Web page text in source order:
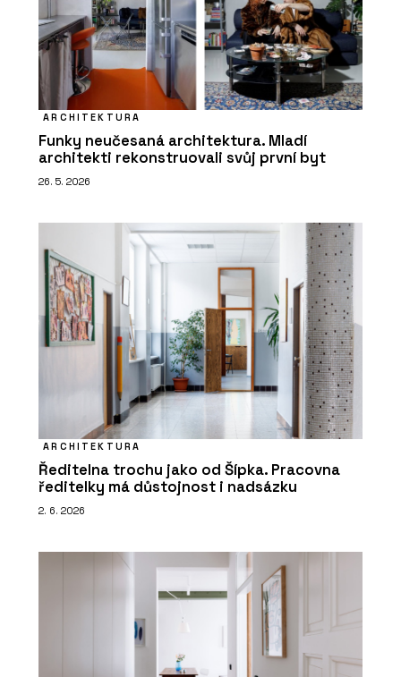
ARCHITEKTURA
Funky neučesaná architektura. Mladí
architekti rekonstruovali svůj první byt
26. 5. 2026
ARCHITEKTURA
Ředitelna trochu jako od Šípka. Pracovna
ředitelky má důstojnost i nadsázku
2. 6. 2026